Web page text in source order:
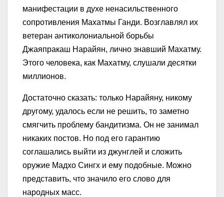
манифестации в духе ненасильственного
сопротивления Махатмы Ганди. Возглавлял их
ветеран антиколониальной борьбы
Джаяпракаш Нарайян, лично знавший Махатму.
Этого человека, как Махатму, слушали десятки
миллионов.
Достаточно сказать: только Нарайяну, никому
другому, удалось если не решить, то заметно
смягчить проблему бандитизма. Он не занимал
никаких постов. Но под его гарантию
соглашались выйти из джунглей и сложить
оружие Мадхо Сингх и ему подобные. Можно
представить, что значило его слово для
народных масс.